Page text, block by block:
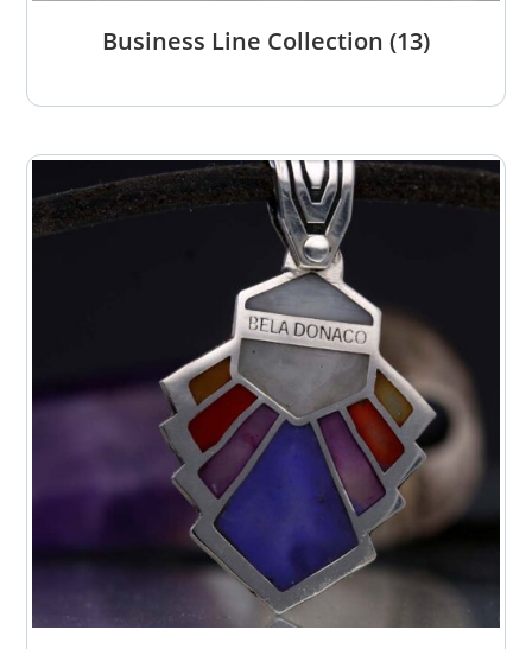
Business Line Collection (13)